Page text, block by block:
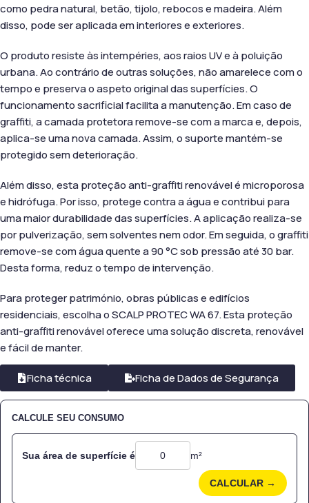
como pedra natural, betão, tijolo, rebocos e madeira. Além
disso, pode ser aplicada em interiores e exteriores.
O produto resiste às intempéries, aos raios UV e à poluição
urbana. Ao contrário de outras soluções, não amarelece com o
tempo e preserva o aspeto original das superfícies. O
funcionamento sacrificial facilita a manutenção. Em caso de
graffiti, a camada protetora remove-se com a marca e, depois,
aplica-se uma nova camada. Assim, o suporte mantém-se
protegido sem deterioração.
Além disso, esta proteção anti-graffiti renovável é microporosa
e hidrófuga. Por isso, protege contra a água e contribui para
uma maior durabilidade das superfícies. A aplicação realiza-se
por pulverização, sem solventes nem odor. Em seguida, o graffiti
remove-se com água quente a 90 °C sob pressão até 30 bar.
Desta forma, reduz o tempo de intervenção.
Para proteger património, obras públicas e edifícios
residenciais, escolha o SCALP PROTEC WA 67. Esta proteção
anti-graffiti renovável oferece uma solução discreta, renovável
e fácil de manter.
Ficha técnica Ficha de Dados de Segurança
CALCULE SEU CONSUMO
Sua área de superfície é m²
CALCULAR →